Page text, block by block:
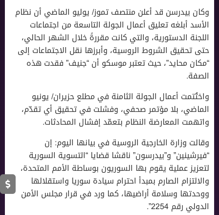
وكان بيدرسن قد أعلن منتصف تموز/ يوليو الماضي أن نظام
اﻷسد أبلغه تعليق أعمال الجولة التاسعة من اجتماعات
اللجنة الدستورية، والتي كانت مقررةً خلال الشهر الحالي،
حتى تحقيق الشروط الروسية، وأبرزها نقل الاجتماعات إلى
“مكان محايد”، حيث تعتبر موسكو أن “جنيف” فقدت هذه
الصفة.
واختُتمت أعمال الجولة الثامنة في مطلع حزيران/ يونيو
الماضي، بلا مؤتمر صحفي، وفشلت في تحقيق أي تقدّم،
واتهمت المعارضة النظام بتعمّد إفشال المحادثات.
وقالت وزارة الخارجية الروسية في بيانها اليوم: إن
“فيرشينين” و”بيدرسون” ناقشا قضايا “التسوية السورية
لتعزيز عملية يقوم بها السوريون بوساطة الأمم المتحدة،
والالتزام الصارم بمبدأ احترام سيادة سوريا واستقلالها
ووحدتها وسلامة أراضيها، كما ورد في قرار مجلس الأمن
الدولي رقم 2254”.